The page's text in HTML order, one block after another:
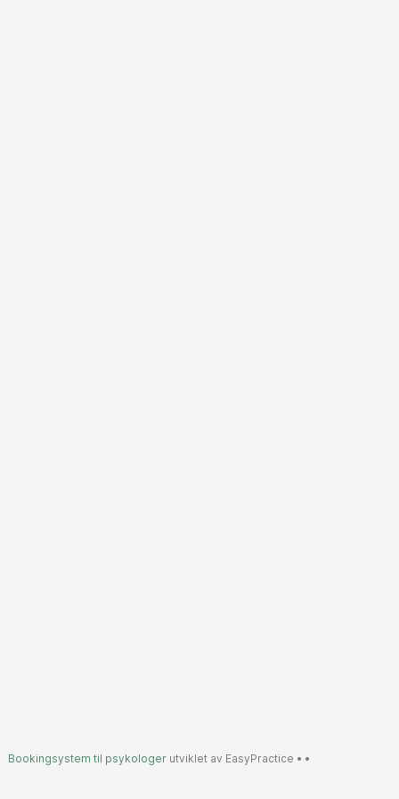
Bookingsystem til psykologer utviklet av EasyPractice • •